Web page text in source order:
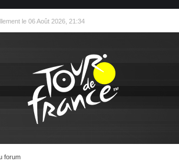
le 06 Août 2026, 21:34
forum